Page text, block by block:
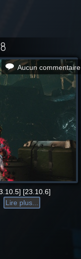
Aucun commentaire
[23.10.6]
Lire plus...